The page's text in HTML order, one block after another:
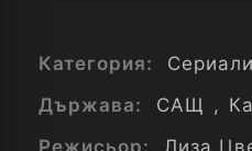
Категория:
Сериали
Държава:
САЩ ,
Режисьор:
Лиза